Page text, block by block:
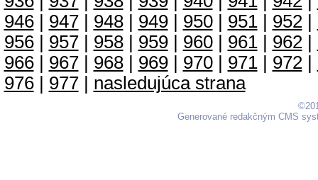
946| 947| 948| 949| 950| 951| 952|
956| 957| 958| 959| 960| 961| 962|
966| 967| 968| 969| 970| 971| 972|
976| 977| nasledujúca strana
Generované redakčným CMS